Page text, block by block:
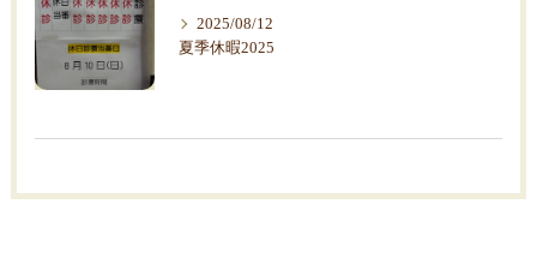
2025/08/12
夏季休暇2025